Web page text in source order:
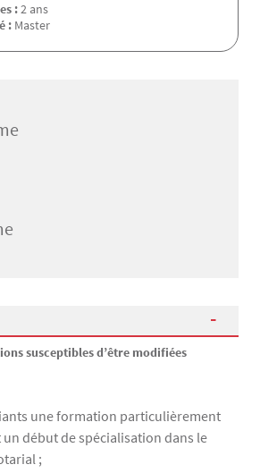
:2 ans
: Master
susceptibles d’être modifiées
une formation particulièrement
début de spécialisation dans le
;